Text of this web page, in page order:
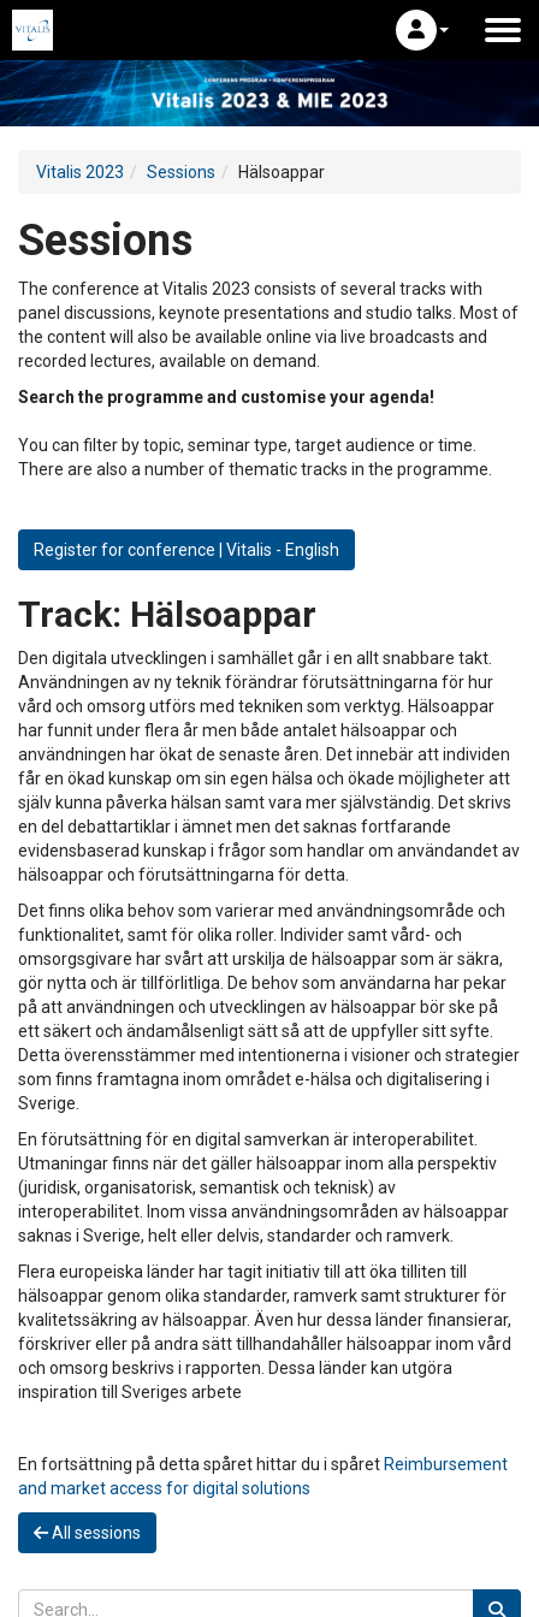
Vitalis 2023 Sessions Hälsoappar
Sessions
The conference at Vitalis 2023 consists of several tracks with
panel discussions, keynote presentations and studio talks. Most of
the content will also be available online via live broadcasts and
recorded lectures, available on demand.
Search the programme and customise your agenda!
You can filter by topic, seminar type, target audience or time.
There are also a number of thematic tracks in the programme.
Register for conference | Vitalis - English
Track: Hälsoappar
Den digitala utvecklingen i samhället går i en allt snabbare takt.
Användningen av ny teknik förändrar förutsättningarna för hur
vård och omsorg utförs med tekniken som verktyg. Hälsoappar
har funnit under flera år men både antalet hälsoappar och
användningen har ökat de senaste åren. Det innebär att individen
får en ökad kunskap om sin egen hälsa och ökade möjligheter att
själv kunna påverka hälsan samt vara mer självständig. Det skrivs
en del debattartiklar i ämnet men det saknas fortfarande
evidensbaserad kunskap i frågor som handlar om användandet av
hälsoappar och förutsättningarna för detta.
Det finns olika behov som varierar med användningsområde och
funktionalitet, samt för olika roller. Individer samt vård- och
omsorgsgivare har svårt att urskilja de hälsoappar som är säkra,
gör nytta och är tillförlitliga. De behov som användarna har pekar
på att användningen och utvecklingen av hälsoappar bör ske på
ett säkert och ändamålsenligt sätt så att de uppfyller sitt syfte.
Detta överensstämmer med intentionerna i visioner och strategier
som finns framtagna inom området e-hälsa och digitalisering i
Sverige.
En förutsättning för en digital samverkan är interoperabilitet.
Utmaningar finns när det gäller hälsoappar inom alla perspektiv
(juridisk, organisatorisk, semantisk och teknisk) av
interoperabilitet. Inom vissa användningsområden av hälsoappar
saknas i Sverige, helt eller delvis, standarder och ramverk.
Flera europeiska länder har tagit initiativ till att öka tilliten till
hälsoappar genom olika standarder, ramverk samt strukturer för
kvalitetssäkring av hälsoappar. Även hur dessa länder finansierar,
förskriver eller på andra sätt tillhandahåller hälsoappar inom vård
och omsorg beskrivs i rapporten. Dessa länder kan utgöra
inspiration till Sveriges arbete
En fortsättning på detta spåret hittar du i spåret Reimbursement
and market access for digital solutions
All sessions